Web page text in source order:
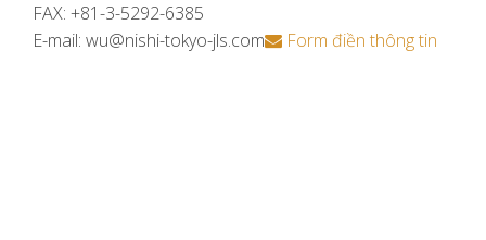
FAX: +81-3-5292-6385
E-mail: wu@nishi-tokyo-jls.com
Form điền thông tin